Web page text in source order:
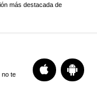
más destacada de
no te